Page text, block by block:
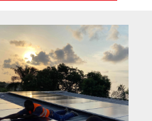
DIBOMBARIE - 2025-10-23
d'une pompe solaire
1100W alimenté par deux
plaques photovoltaïques de
710W chacune.